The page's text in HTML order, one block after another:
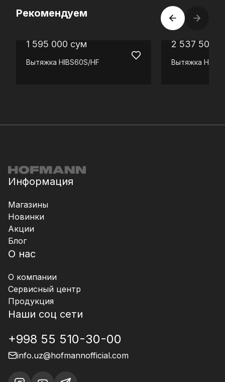
Рекомендуем
1 595 000 сум
Вытяжка HIBS60S/HF
2 537 500
Вытяжка
Информация
Магазины
Новинки
Акции
Блог
О нас
О компании
Сервисный центр
Продукция
Наши соц сети
+998 55 510-30-00
info.uz@hofmannofficial.com